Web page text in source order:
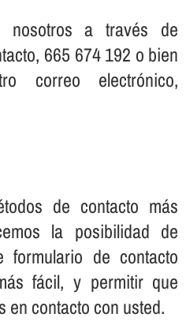
nosotros a través de
665 674 192 o bien
correo electrónico,
de contacto más
la posibilidad de
formulario de contacto
fácil, y permitir que
en contacto con usted.